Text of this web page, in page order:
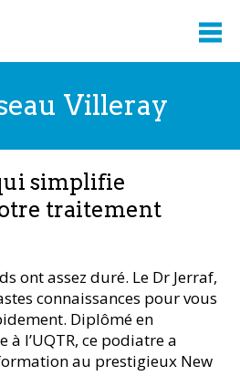
Villeray
simplifie
traitement
ont assez duré. Le Dr Jerraf,
connaissances pour vous
Diplômé en
l’UQTR, ce podiatre a
au prestigieux New